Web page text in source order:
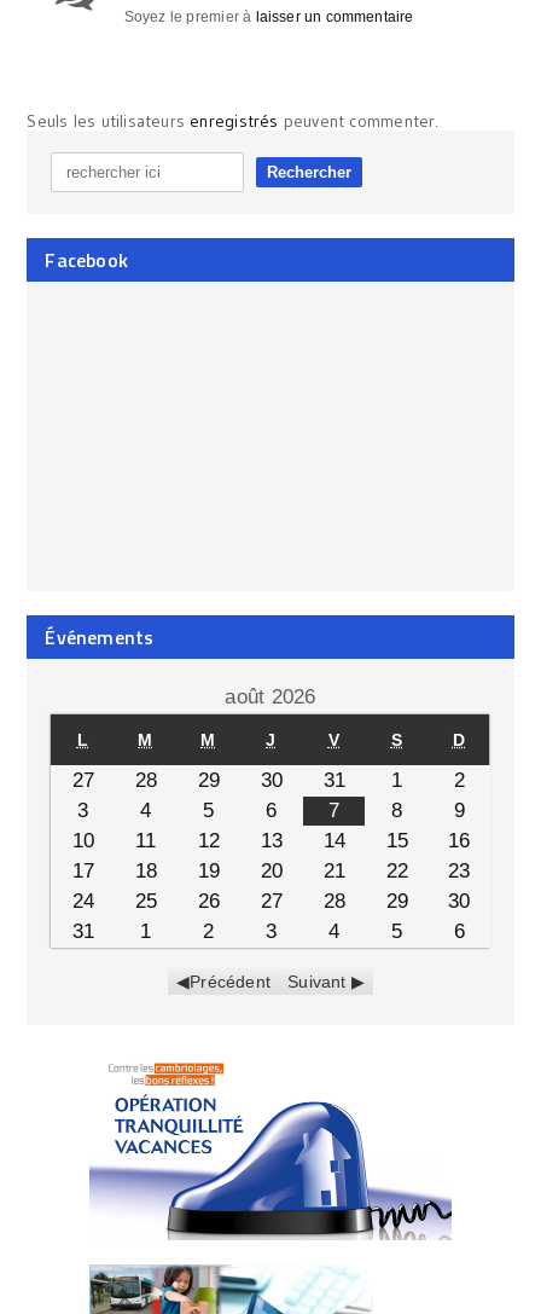
Soyez le premier à laisser un commentaire
Seuls les utilisateurs enregistrés peuvent commenter.
Facebook
Événements
août 2026
L M M J V S D
27 28 29 30 31 1
2
3
4 5 6 7 8
9
10
11 12 13 14 15
16
17
18 19 20 21 22
23
24
25 26 27 28 29
30
31
1 2 3 4 5 6
Précédent Suivant